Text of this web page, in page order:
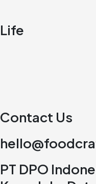
Life
Contact Us
PT DPO